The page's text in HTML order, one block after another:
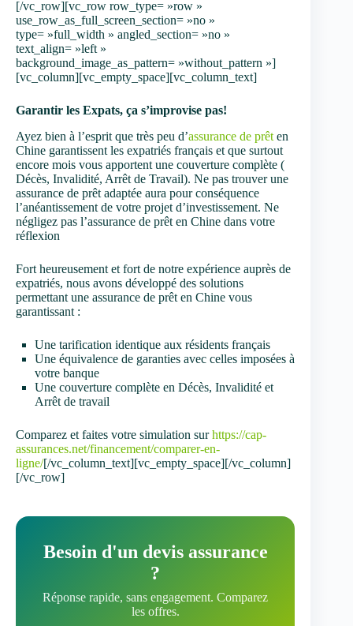
[/vc_row][vc_row row_type= »row »
use_row_as_full_screen_section= »no »
type= »full_width » angled_section= »no »
text_align= »left »
background_image_as_pattern= »without_pattern »]
[vc_column][vc_empty_space][vc_column_text]
Garantir les Expats, ça s’improvise pas!
Ayez bien à l’esprit que très peu d’assurance de prêt en
Chine garantissent les expatriés français et que surtout
encore mois vous apportent une couverture complète (
Décès, Invalidité, Arrêt de Travail). Ne pas trouver une
assurance de prêt adaptée aura pour conséquence
l’anéantissement de votre projet d’investissement. Ne
négligez pas l’assurance de prêt en Chine dans votre
réflexion
Fort heureusement et fort de notre expérience auprès de
expatriés, nous avons développé des solutions
permettant une assurance de prêt en Chine vous
garantissant :
Une tarification identique aux résidents français
Une équivalence de garanties avec celles imposées à
votre banque
Une couverture complète en Décès, Invalidité et
Arrêt de travail
Comparez et faites votre simulation surhttps://cap-
assurances.net/financement/comparer-en-
ligne/[/vc_column_text][vc_empty_space][/vc_column]
[/vc_row]
Besoin d'un devis assurance
?
Réponse rapide, sans engagement. Comparez
les offres.